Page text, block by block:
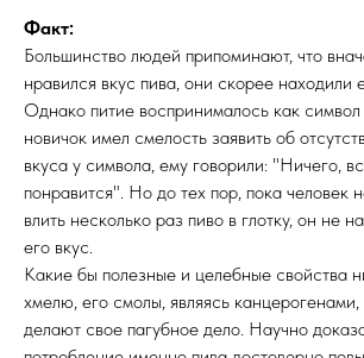
Факт:
Большинство людей припоминают, что
нравился вкус пива, они скорее находили
Однако питие воспринималось как символ
новичок имел смелость заявить об
вкуса у символа, ему говорили: "Ничего,
понравится". Но до тех пор, пока человек
влить несколько раз пиво в глотку, он не
его вкус.
Какие бы полезные и целебные свойства
хмелю, его смолы, являясь
делают свое пагубное дело. Научно